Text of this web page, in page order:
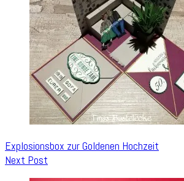
Explosionsbox zur Goldenen Hochzeit
Next Post